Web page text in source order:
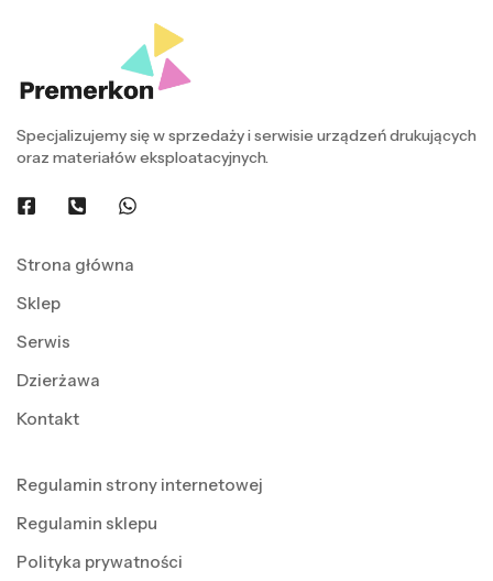
Specjalizujemy się w sprzedaży i serwisie urządzeń drukujących
oraz materiałów eksploatacyjnych.
Strona główna
Sklep
Serwis
Dzierżawa
Kontakt
Regulamin strony internetowej
Regulamin sklepu
Polityka prywatności